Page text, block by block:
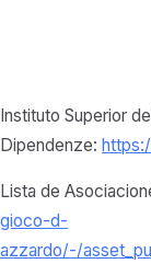
Instituto Superior
Dipendenze:
Lista de
gioco-d-
azzardo/-/